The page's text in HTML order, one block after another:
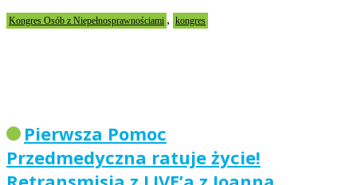
Kongres Osób z Niepełnosprawnościami , kongres
Pierwsza Pomoc
Przedmedyczna ratuje życie!